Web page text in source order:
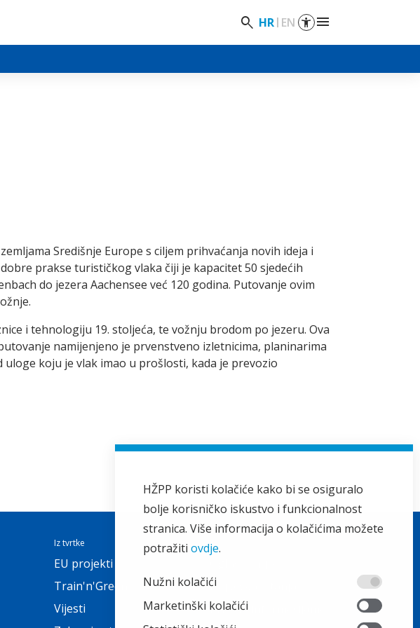
search HR EN menu
Središnje Europe s ciljem prihvaćanja novih ideja i
prakse turističkog vlaka čiji je kapacitet 50 sjedećih
do jezera Aachensee već 120 godina. Putovanje ovim
i tehnologiju 19. stoljeća, te vožnju brodom po jezeru. Ova
namijenjeno je prvenstveno izletnicima, planinarima
koju je vlak imao u prošlosti, kada je prevozio
Iz tvrtke
EU projekti
Train'n'Green
Vijesti
Ostalo
Najčešća pitanja
Pristup informacijama
HŽPP koristi kolačiće kako bi se osiguralo
bolje korisničko iskustvo i funkcionalnost
stranica. Više informacija o kolačićima možete
potražiti ovdje.
Nužni kolačići
Marketinški kolačići